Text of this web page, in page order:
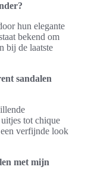
hun elegante
bekend om
bij de laatste
sandalen
tot chique
verfijnde look
met mijn